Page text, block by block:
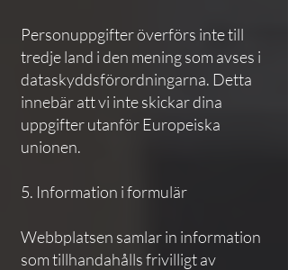
Personuppgifter överförs inte till
tredje land i den mening som avses i
dataskyddsförordningarna. Detta
innebär att vi inte skickar dina
uppgifter utanför Europeiska
unionen.
5. Information i formulär
Webbplatsen samlar in information
som tillhandahålls frivilligt av